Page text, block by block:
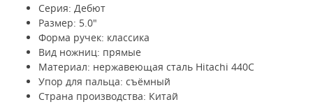
Серия: Дебют
Размер: 5.0"
Форма ручек: классика
Вид ножниц: прямые
Материал: нержавеющая сталь Hitachi 440C
Упор для пальца: съёмный
Страна производства: Китай